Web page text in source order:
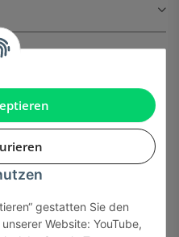
gestatten Sie den
Website: YouTube,